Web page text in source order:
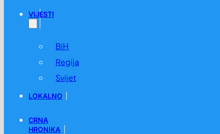
VIJESTI
BiH
Regija
Svijet
LOKALNO
CRNA
HRONIKA